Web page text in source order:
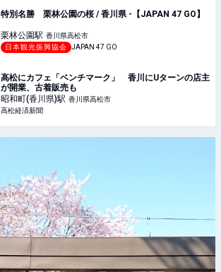
特別名勝 栗林公園の桜 / 香川県 -【JAPAN 47 GO】
栗林公園駅 香川県高松市
日本観光振興協会
JAPAN 47 GO
高松にカフェ「ベンチマーク」 香川にUターンの店主
が開業、古着販売も
昭和町(香川県)駅 香川県高松市
高松経済新聞